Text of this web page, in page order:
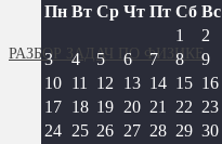
РАЗБОР ЗАДАЧ ПО ФИЗИКЕ
Пн Вт Ср Чт Пт Сб Вс
1
2
3
4 5 6 7 8
9
10 11 12 13 14 15 16
17 18 19 20 21 22 23
24 25 26 27 28 29 30